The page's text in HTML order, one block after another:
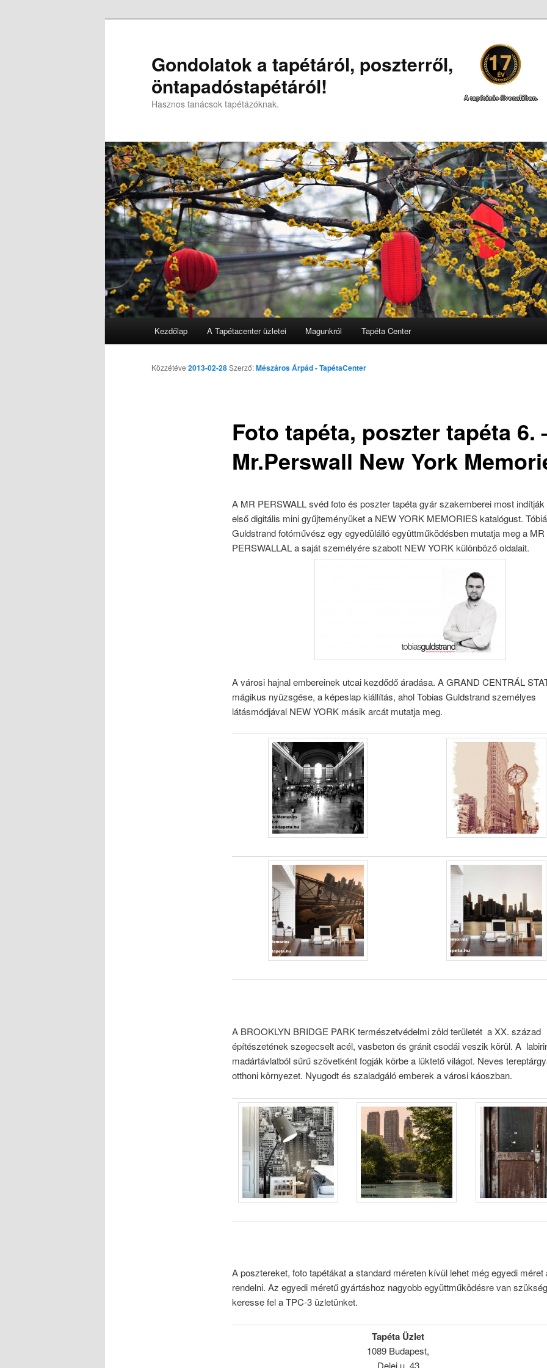
A tapétázás élvonalában.
Gondolatok a tapétáról, poszterről,
öntapadóstapétáról!
Hasznos tanácsok tapétázóknak.
Tovább az elsődleges tartalomra
Kezdőlap A Tapétacenter üzletei Magunkról Tapéta Center
Foto tapéta, poszter tapéta 6.
Mr.Perswall New York
Közzétéve 2013-02-28Szerző:Mészáros Árpád - TapétaCenter
A MR PERSWALL svéd foto és poszter tapéta gyár szakemberei most
első digitális mini gyűjteményüket a NEW YORK MEMORIES katalógust.
Guldstrand fotóművész egy egyedülálló együttműködésben mutatja meg a MR
PERSWALLAL a saját személyére szabott NEW YORK különböző oldalait.
A városi hajnal embereinek utcai kezdődő áradása. A GRAND CENTRÁL
mágikus nyüzsgése, a képeslap kiállítás, ahol Tobias Guldstrand személyes
látásmódjával NEW YORK másik arcát mutatja meg.
A BROOKLYN BRIDGE PARK természetvédelmi zöld területét a XX. század
építészetének szegecselt acél, vasbeton és gránit csodái veszik körül. A
madártávlatból sűrű szövetként fogják körbe a lüktető világot. Neves
otthoni környezet. Nyugodt és szaladgáló emberek a városi káoszban.
A posztereket, foto tapétákat a standard méreten kívül lehet még egyedi méret
rendelni. Az egyedi méretű gyártáshoz nagyobb együttműködésre van
keresse fel a TPC-3 üzletünket.
Tapéta Üzlet
1089 Budapest,
Delej u. 43